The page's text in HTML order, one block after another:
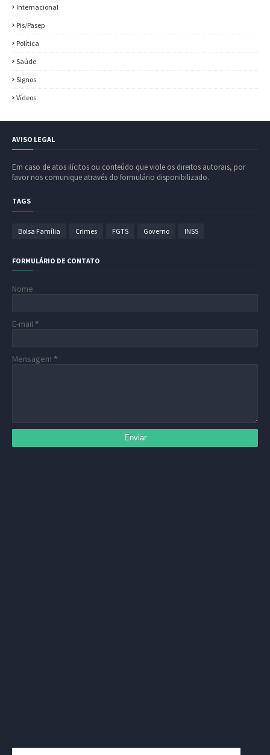
Internacional
Pis/Pasep
Política
Saúde
Signos
Vídeos
AVISO LEGAL
Em caso de atos ilícitos ou conteúdo que viole os direitos autorais, por
favor nos comunique através do formulário disponibilizado.
TAGS
Bolsa Família Crimes FGTS Governo INSS
FORMULÁRIO DE CONTATO
Nome
E-mail *
Mensagem *